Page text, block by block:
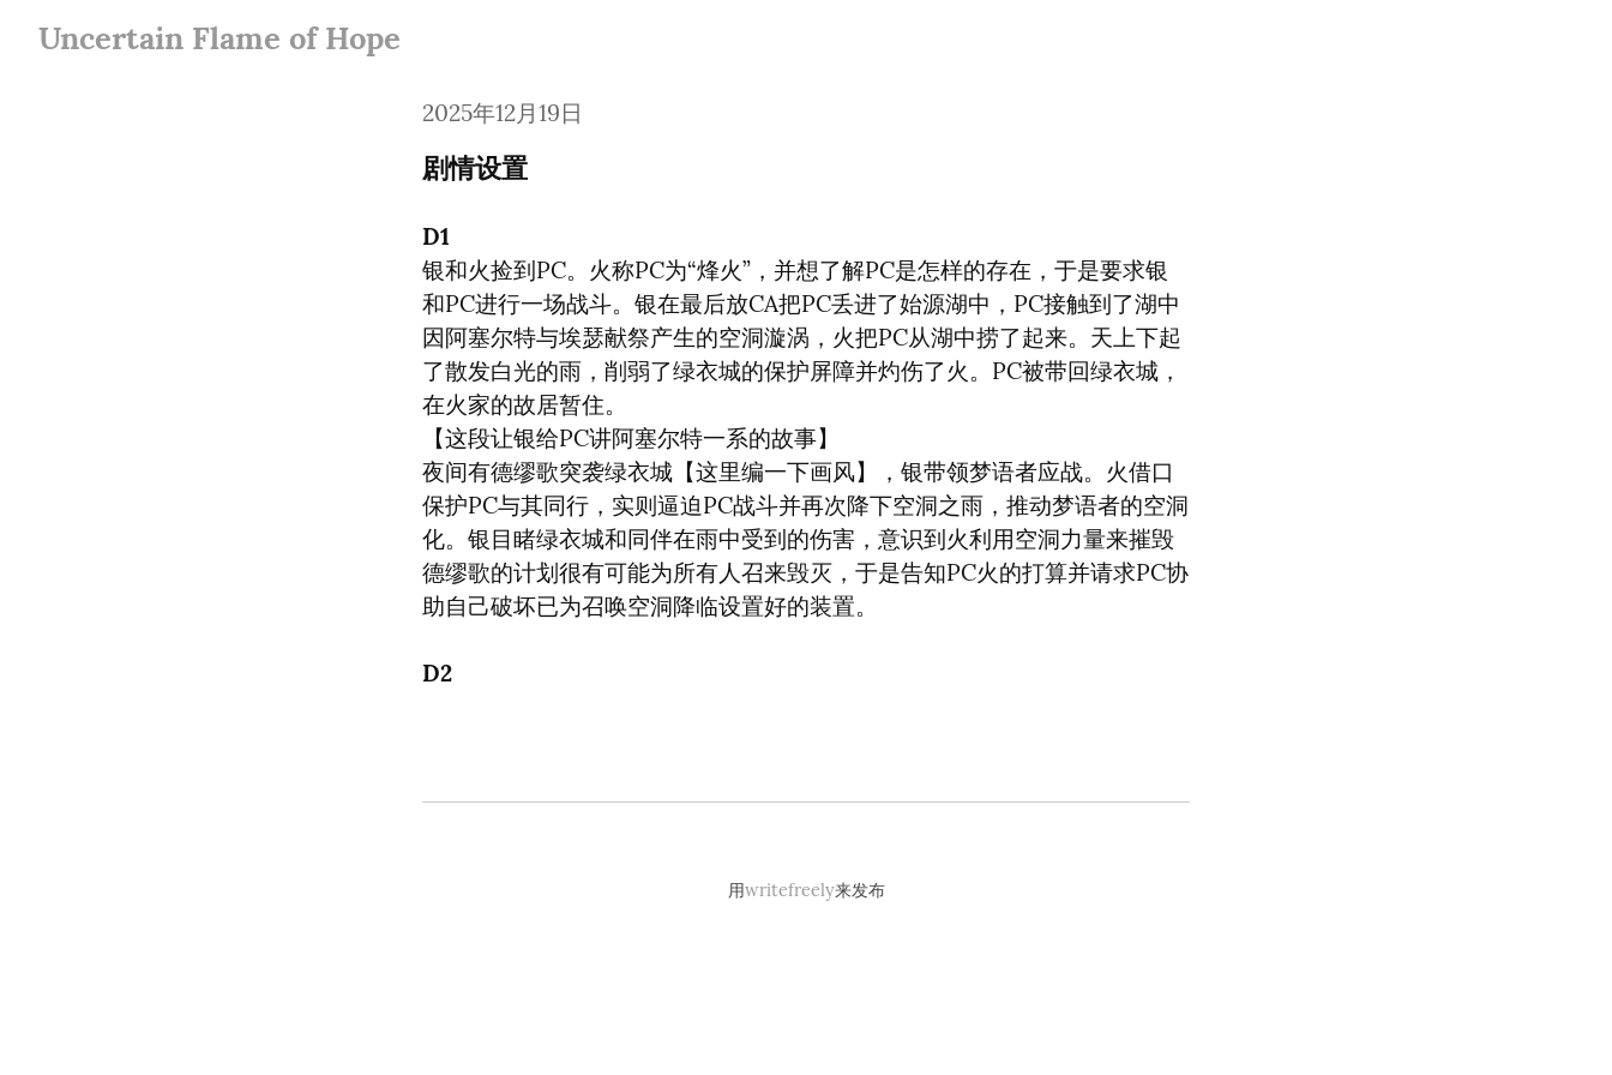
Uncertain Flame of Hope
2025年12月19日
剧情设置
D1
银和火捡到PC。火称PC为“烽火”，并想了解PC是怎样的存在，于是要求银
和PC进行一场战斗。银在最后放CA把PC丢进了始源湖中，PC接触到了湖中
因阿塞尔特与埃瑟献祭产生的空洞漩涡，火把PC从湖中捞了起来。天上下起
了散发白光的雨，削弱了绿衣城的保护屏障并灼伤了火。PC被带回绿衣城，
在火家的故居暂住。
【这段让银给PC讲阿塞尔特一系的故事】
夜间有德缪歌突袭绿衣城【这里编一下画风】，银带领梦语者应战。火借口
保护PC与其同行，实则逼迫PC战斗并再次降下空洞之雨，推动梦语者的空洞
化。银目睹绿衣城和同伴在雨中受到的伤害，意识到火利用空洞力量来摧毁
德缪歌的计划很有可能为所有人召来毁灭，于是告知PC火的打算并请求PC协
助自己破坏已为召唤空洞降临设置好的装置。
D2
用writefreely来发布